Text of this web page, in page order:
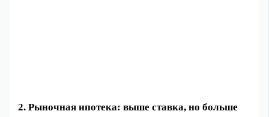
2. Рыночная ипотека: выше ставка, но больше